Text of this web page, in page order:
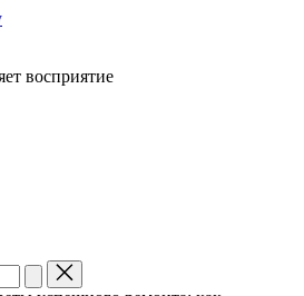
восприятие